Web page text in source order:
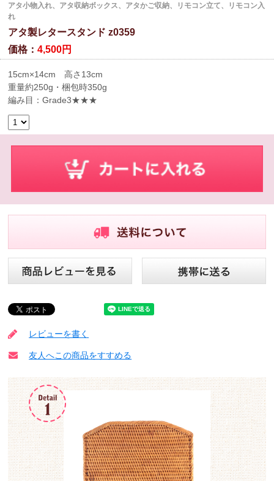
アタ小物入れ、アタ収納ボックス、アタかご収納、リモコン立て、リモコン入
れ
アタ製レタースタンド z0359
価格：4,500円
15cm×14cm 高さ13cm
重量約250g・梱包時350g
編み目：Grade3★★★
レビューを書く
友人へこの商品をすすめる